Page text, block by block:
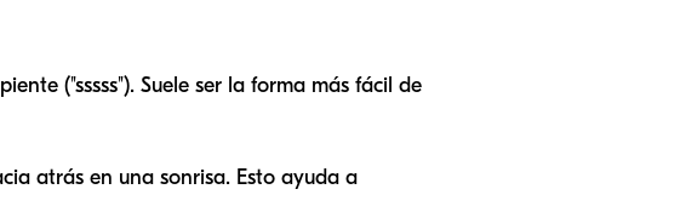
("sssss"). Suele ser la forma más fácil de
atrás en una sonrisa. Esto ayuda a